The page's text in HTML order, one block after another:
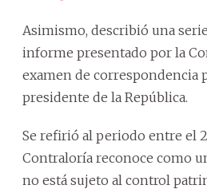
Asimismo, describió una
informe presentado por la
examen de correspondencia
presidente de la República.
Se refirió al periodo entre el
Contraloría reconoce como
no está sujeto al control